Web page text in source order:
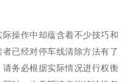
操作中却蕴含着不少技巧和
已经对停车线清除方法有了
务必根据实际情况进行权衡